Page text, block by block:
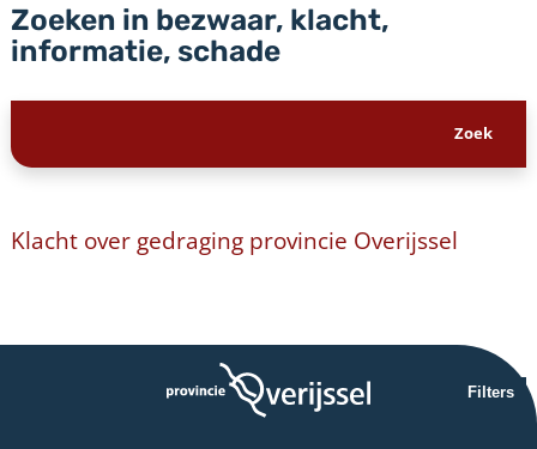
Zoeken in bezwaar, klacht,
informatie, schade
Klacht over gedraging provincie Overijssel
Filters